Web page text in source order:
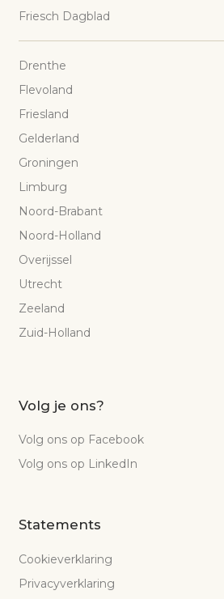
Friesch Dagblad
Drenthe
Flevoland
Friesland
Gelderland
Groningen
Limburg
Noord-Brabant
Noord-Holland
Overijssel
Utrecht
Zeeland
Zuid-Holland
Volg je ons?
Volg ons op Facebook
Volg ons op LinkedIn
Statements
Cookieverklaring
Privacyverklaring